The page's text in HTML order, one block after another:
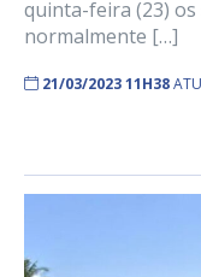
quinta-feira (23)
normalmente […]
21/03/2023 11H38